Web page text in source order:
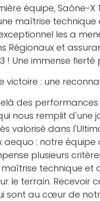
équipe, Saône-
maîtrise
les a
Régionaux et
! Une immense
victoire : une
des
nous remplit d'une
valorisé dans
aequo : notre
plusieurs
maîtrise technique
le terrain. Recevoir
sont au cœur de